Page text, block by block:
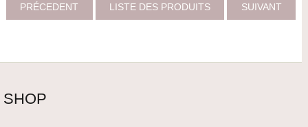
PRÉCEDENT LISTE DES PRODUITS SUIVANT
SHOP